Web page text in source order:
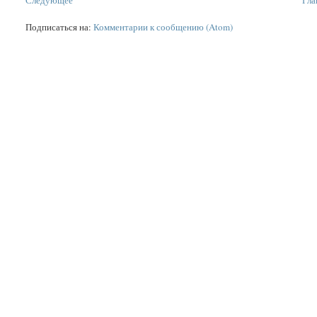
Подписаться на:Комментарии к сообщению (Atom)